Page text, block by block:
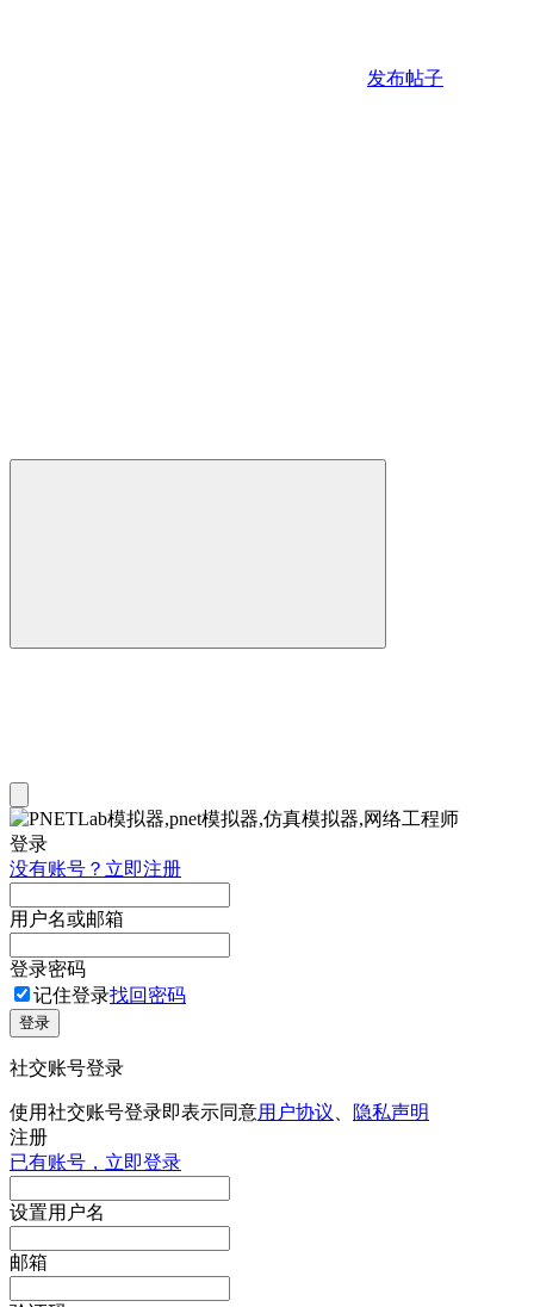
发布帖子
登录
没有账号？立即注册
用户名或邮箱
登录密码
记住登录找回密码
登录
社交账号登录
使用社交账号登录即表示同意用户协议
隐私声明
注册
已有账号，立即登录
设置用户名
邮箱